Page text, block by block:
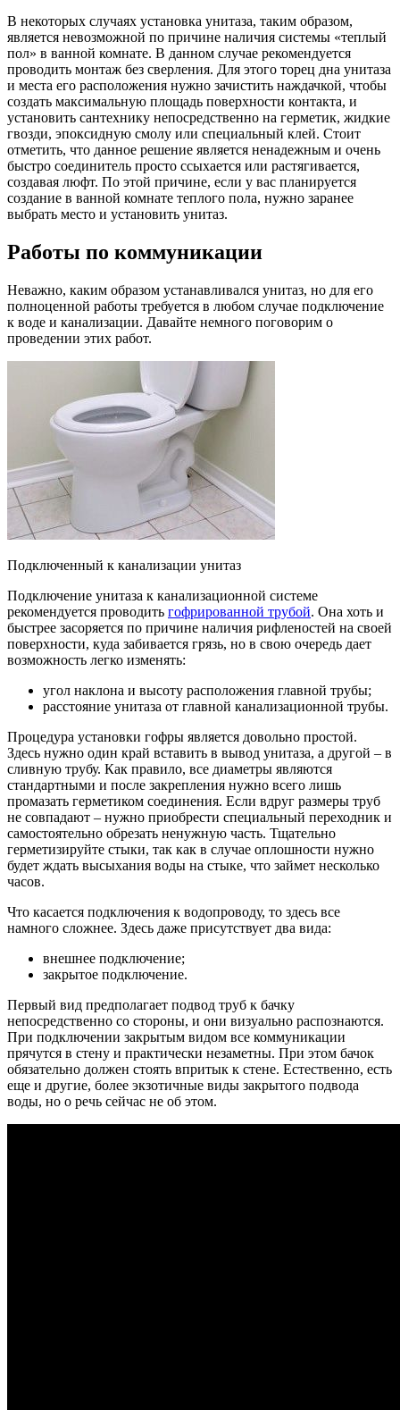
В некоторых случаях установка унитаза, таким образом,
является невозможной по причине наличия системы «теплый
пол» в ванной комнате. В данном случае рекомендуется
проводить монтаж без сверления. Для этого торец дна унитаза
и места его расположения нужно зачистить наждачкой, чтобы
создать максимальную площадь поверхности контакта, и
установить сантехнику непосредственно на герметик, жидкие
гвозди, эпоксидную смолу или специальный клей. Стоит
отметить, что данное решение является ненадежным и очень
быстро соединитель просто ссыхается или растягивается,
создавая люфт. По этой причине, если у вас планируется
создание в ванной комнате теплого пола, нужно заранее
выбрать место и установить унитаз.
Работы по коммуникации
Неважно, каким образом устанавливался унитаз, но для его
полноценной работы требуется в любом случае подключение
к воде и канализации. Давайте немного поговорим о
проведении этих работ.
Подключенный к канализации унитаз
Подключение унитаза к канализационной системе
рекомендуется проводить гофрированной трубой. Она хоть и
быстрее засоряется по причине наличия рифленостей на своей
поверхности, куда забивается грязь, но в свою очередь дает
возможность легко изменять:
угол наклона и высоту расположения главной трубы;
расстояние унитаза от главной канализационной трубы.
Процедура установки гофры является довольно простой.
Здесь нужно один край вставить в вывод унитаза, а другой – в
сливную трубу. Как правило, все диаметры являются
стандартными и после закрепления нужно всего лишь
промазать герметиком соединения. Если вдруг размеры труб
не совпадают – нужно приобрести специальный переходник и
самостоятельно обрезать ненужную часть. Тщательно
герметизируйте стыки, так как в случае оплошности нужно
будет ждать высыхания воды на стыке, что займет несколько
часов.
Что касается подключения к водопроводу, то здесь все
намного сложнее. Здесь даже присутствует два вида:
внешнее подключение;
закрытое подключение.
Первый вид предполагает подвод труб к бачку
непосредственно со стороны, и они визуально распознаются.
При подключении закрытым видом все коммуникации
прячутся в стену и практически незаметны. При этом бачок
обязательно должен стоять впритык к стене. Естественно, есть
еще и другие, более экзотичные виды закрытого подвода
воды, но о речь сейчас не об этом.